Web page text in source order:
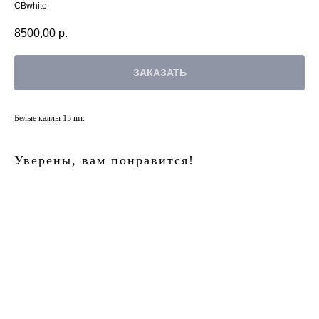
СВwhite
8500,00 р.
ЗАКАЗАТЬ
Белые каллы 15 шт.
Уверены, вам понравится!